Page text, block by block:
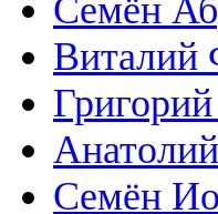
Семён
Виталий
Семён